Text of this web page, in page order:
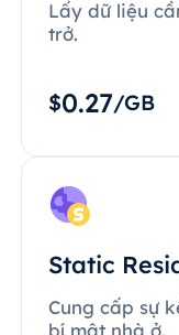
Lấy dữ liệu
trở.
$0.27/GB
Static
Cung cấp sự
bí mật nhà ở.